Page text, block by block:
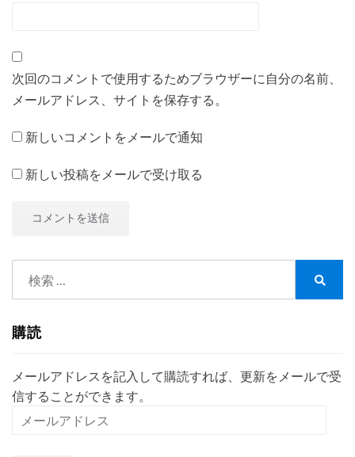
次回のコメントで使用するためブラウザーに自分の名前、
メールアドレス、サイトを保存する。
新しいコメントをメールで通知
新しい投稿をメールで受け取る
購読
メールアドレスを記入して購読すれば、更新をメールで受
信することができます。